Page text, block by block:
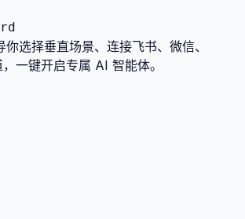
选择垂直场景、连接飞书、微信、
一键开启专属 AI 智能体。